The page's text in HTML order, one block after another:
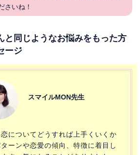
さいね！
と同じようなお悩みをもった方
ージ
スマイルMON先生
についてどうすれば上手くいくか
ーンや恋愛の傾向、特徴に着目し